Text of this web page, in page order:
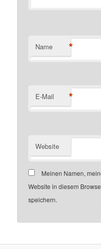
Name *
E-Mail *
Website
Meinen Namen,
Website in diesem
speichern.